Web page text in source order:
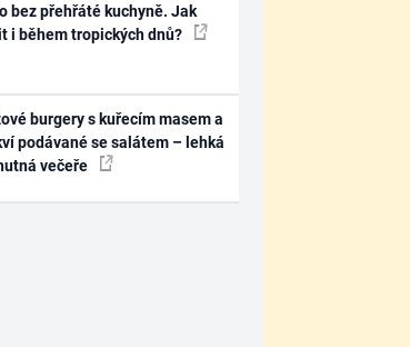
bez přehřáté kuchyně. Jak
i během tropických dnů?
burgery s kuřecím masem a
podávané se salátem – lehká
večeře